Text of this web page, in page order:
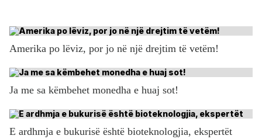
Amerika po lëviz, por jo në një drejtim të vetëm!
Ja me sa këmbehet monedha e huaj sot!
E ardhmja e bukurisë është bioteknologjia, ekspertët